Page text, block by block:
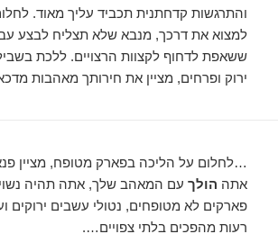
והתרגשות קדחתנית תכביד עליך מאוד.
למצוא את דרכך, מנבא שלא תצליח לבצע
ששאפת לדחוף לקצוות הרצויים. ללכת
ירוק ופרחים, מציין את חירותך מאהבות
…לחלום על הליכה בפארק מטופח, מציין
אתה הולך עם המאהב שלך, אתה תהיה נשוי
פארקים לא מטופחים, נטולי עשבים ירוקים
רעות מהפכים בלתי צפויים….